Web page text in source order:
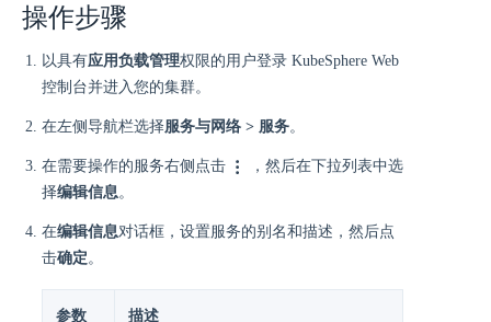
操作步骤
以具有应用负载管理权限的用户登录 KubeSphere Web
控制台并进入您的集群。
在左侧导航栏选择服务与网络 > 服务。
在需要操作的服务右侧点击
，然后在下拉列表中选
择编辑信息。
在编辑信息对话框，设置服务的别名和描述，然后点
击确定。
参数 描述